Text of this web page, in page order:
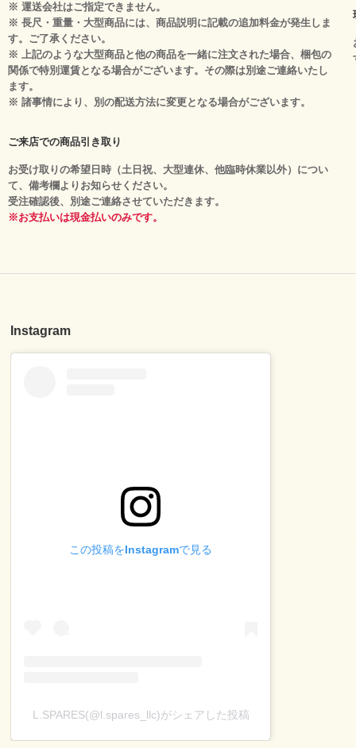
※ 運送会社はご指定できません。
※ 長尺・重量・大型商品には、商品説明に記載の追加料金が発生しま
す。ご了承ください。
※ 上記のような大型商品と他の商品を一緒に注文された場合、梱包の
関係で特別運賃となる場合がございます。その際は別途ご連絡いたし
ます。
※ 諸事情により、別の配送方法に変更となる場合がございます。
ご来店での商品引き取り
お受け取りの希望日時（土日祝、大型連休、他臨時休業以外）につい
て、備考欄よりお知らせください。
受注確認後、別途ご連絡させていただきます。
※お支払いは現金払いのみです。
Instagram
この投稿をInstagramで見る
L.SPARES(@l.spares_llc)がシェアした投稿